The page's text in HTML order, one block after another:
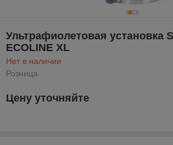
Ультрафиолетовая установка
ECOLINE XL
Нет в наличии
Розница
Цену уточняйте